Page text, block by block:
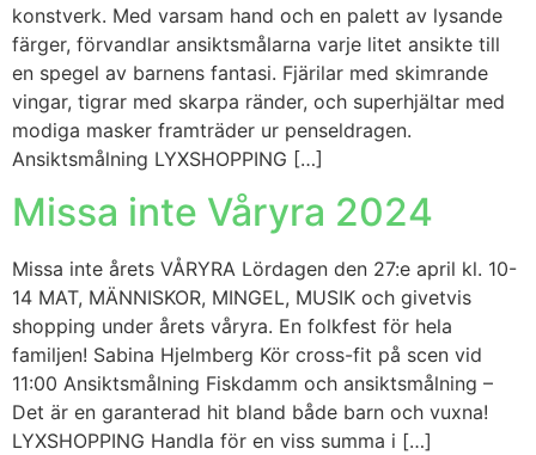
konstverk. Med varsam hand och en palett av lysande
färger, förvandlar ansiktsmålarna varje litet ansikte till
en spegel av barnens fantasi. Fjärilar med skimrande
vingar, tigrar med skarpa ränder, och superhjältar med
modiga masker framträder ur penseldragen.
Ansiktsmålning LYXSHOPPING […]
Missa inte Våryra 2024
Missa inte årets VÅRYRA Lördagen den 27:e april kl. 10-
14 MAT, MÄNNISKOR, MINGEL, MUSIK och givetvis
shopping under årets våryra. En folkfest för hela
familjen! Sabina Hjelmberg Kör cross-fit på scen vid
11:00 Ansiktsmålning Fiskdamm och ansiktsmålning –
Det är en garanterad hit bland både barn och vuxna!
LYXSHOPPING Handla för en viss summa i […]